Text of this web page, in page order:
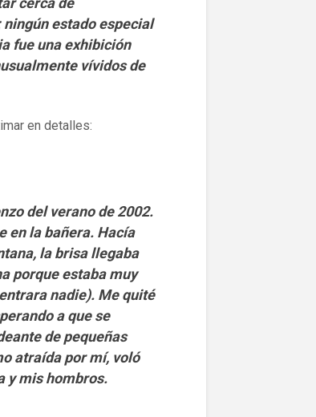
estado especial
fue una exhibición
vívidos de
en detalles:
del verano de 2002.
en la bañera. Hacía
la brisa llegaba
porque estaba muy
nadie). Me quité
a que se
de pequeñas
atraída por mí, voló
y mis hombros.